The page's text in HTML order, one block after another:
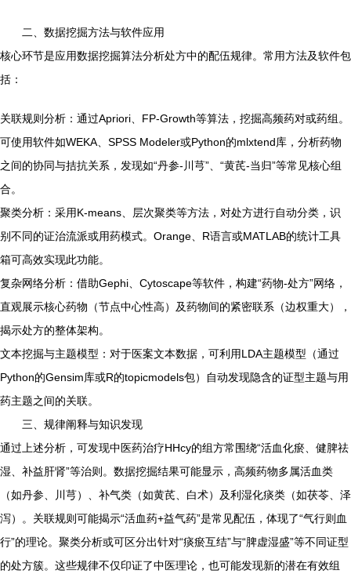
二、数据挖掘方法与软件应用
核心环节是应用数据挖掘算法分析处方中的配伍规律。常用方法及软件包
括：
关联规则分析：通过Apriori、FP-Growth等算法，挖掘高频药对或药组。
可使用软件如WEKA、SPSS Modeler或Python的mlxtend库，分析药物
之间的协同与拮抗关系，发现如“丹参-川芎”、“黄芪-当归”等常见核心组
合。
聚类分析：采用K-means、层次聚类等方法，对处方进行自动分类，识
别不同的证治流派或用药模式。Orange、R语言或MATLAB的统计工具
箱可高效实现此功能。
复杂网络分析：借助Gephi、Cytoscape等软件，构建“药物-处方”网络，
直观展示核心药物（节点中心性高）及药物间的紧密联系（边权重大），
揭示处方的整体架构。
文本挖掘与主题模型：对于医案文本数据，可利用LDA主题模型（通过
Python的Gensim库或R的topicmodels包）自动发现隐含的证型主题与用
药主题之间的关联。
三、规律阐释与知识发现
通过上述分析，可发现中医药治疗HHcy的组方常围绕“活血化瘀、健脾祛
湿、补益肝肾”等治则。数据挖掘结果可能显示，高频药物多属活血类
（如丹参、川芎）、补气类（如黄芪、白术）及利湿化痰类（如茯苓、泽
泻）。关联规则可能揭示“活血药+益气药”是常见配伍，体现了“气行则血
行”的理论。聚类分析或可区分出针对“痰瘀互结”与“脾虚湿盛”等不同证型
的处方簇。这些规律不仅印证了中医理论，也可能发现新的潜在有效组